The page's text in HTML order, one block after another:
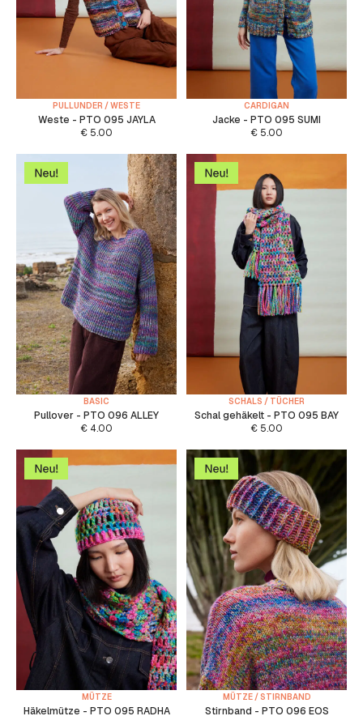
PULLUNDER / WESTE
Weste - PTO 095 JAYLA
€ 5.00
CARDIGAN
Jacke - PTO 095 SUMI
€ 5.00
BASIC
Pullover - PTO 096 ALLEY
€ 4.00
SCHALS / TÜCHER
Schal gehäkelt - PTO 095 BAY
€ 5.00
MÜTZE
Häkelmütze - PTO 095 RADHA
MÜTZE / STIRNBAND
Stirnband - PTO 096 EOS